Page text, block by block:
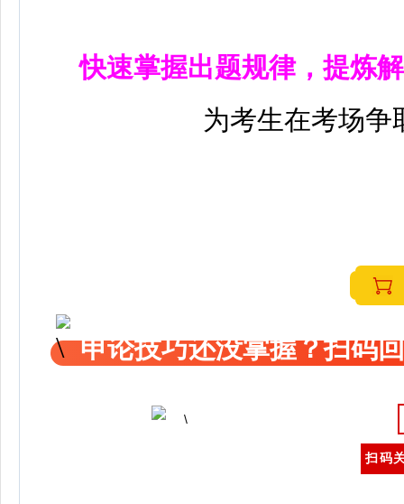
快速掌握出题规律，提炼
为考生在考场争
申论技巧还没掌握？扫码
扫码